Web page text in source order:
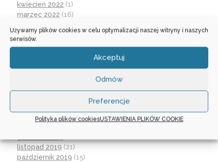
Używamy plików cookies w celu optymalizacji naszej witryny i naszych
serwisów.
Akceptuj
Odmów
Preferencje
Polityka plików cookiesUSTAWIENIA PLIKÓW COOKIE
kwiecień 2022 (1)
marzec 2022 (16)
wrzesień 2021(28)
sierpień 2021(4)
luty 2020(10)
listopad 2019 (21)
październik 2019 (15)